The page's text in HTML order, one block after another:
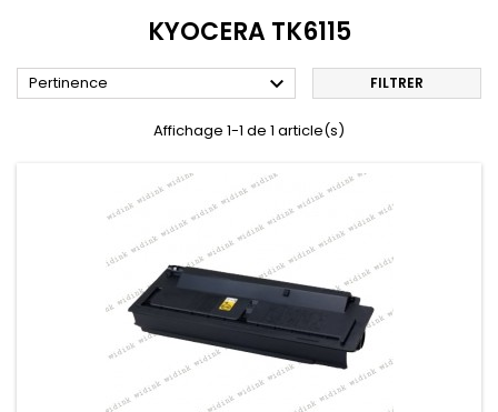
KYOCERA TK6115
Pertinence  FILTRER
Affichage 1-1 de 1 article(s)